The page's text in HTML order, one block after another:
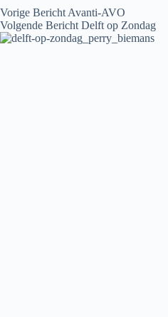
Vorige Bericht Avanti-AVO
Volgende Bericht Delft op Zondag